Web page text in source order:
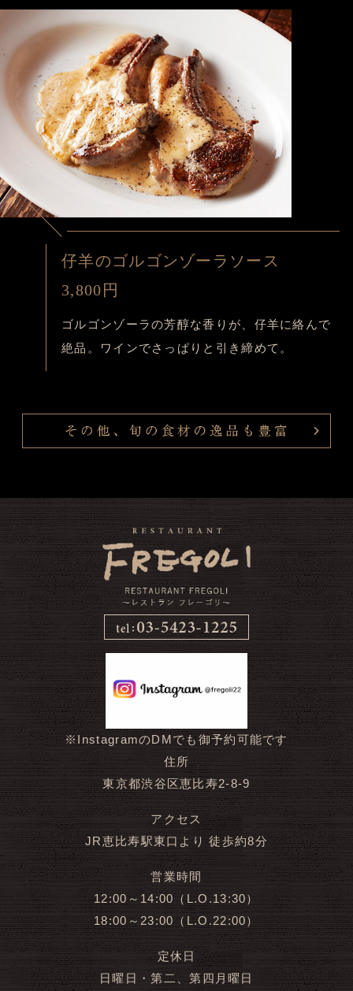
仔羊のゴルゴンゾーラソース
3,800円
ゴルゴンゾーラの芳醇な香りが、仔羊に絡んで
絶品。ワインでさっぱりと引き締めて。
※InstagramのDMでも御予約可能です
住所
東京都渋谷区恵比寿2-8-9
アクセス
JR恵比寿駅東口より 徒歩約8分
営業時間
12:00～14:00（L.O.13:30）
18:00～23:00（L.O.22:00）
定休日
日曜日・第二、第四月曜日